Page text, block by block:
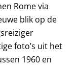
Rome via
blik op de
foto’s uit het
1960 en